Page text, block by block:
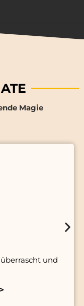
Magie
und